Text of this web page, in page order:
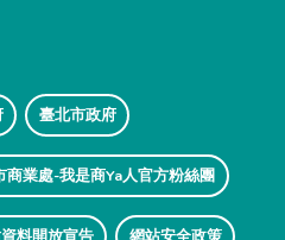
臺北市政府
商業處-我是商Ya人官方粉絲團